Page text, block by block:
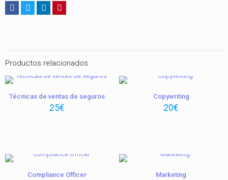
Productos relacionados
Técnicas de ventas de seguros
25€
Copywriting
20€
Compliance Officer Marketing